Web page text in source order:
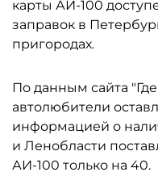
карты АИ-100
заправок в
пригородах.
По данным сайта
автолюбители
информацией о
и Ленобласти
АИ-100 только на 40.